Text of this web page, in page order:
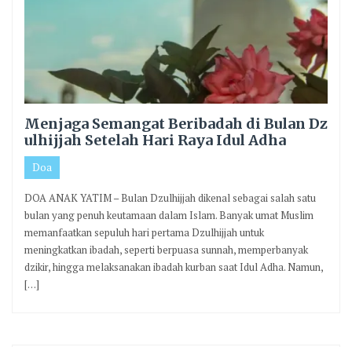
Menjaga Semangat Beribadah di Bulan Dz
ulhijjah Setelah Hari Raya Idul Adha
Doa
DOA ANAK YATIM – Bulan Dzulhijjah dikenal sebagai salah satu
bulan yang penuh keutamaan dalam Islam. Banyak umat Muslim
memanfaatkan sepuluh hari pertama Dzulhijjah untuk
meningkatkan ibadah, seperti berpuasa sunnah, memperbanyak
dzikir, hingga melaksanakan ibadah kurban saat Idul Adha. Namun,
[…]